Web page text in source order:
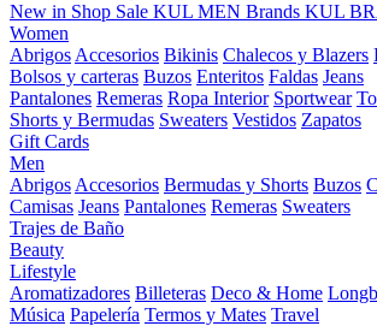
New in Shop Sale KUL MEN Brands KUL
Women
Abrigos Accesorios Bikinis Chalecos y Blazers
Bolsos y carteras Buzos Enteritos Faldas Jeans
Pantalones Remeras Ropa Interior Sportwear
Shorts y Bermudas Sweaters Vestidos Zapatos
Gift Cards
Men
Abrigos Accesorios Bermudas y Shorts Buzos
Camisas Jeans Pantalones Remeras Sweaters
Trajes de Baño
Beauty
Lifestyle
Aromatizadores Billeteras Deco & Home
Música Papelería Termos y Mates Travel